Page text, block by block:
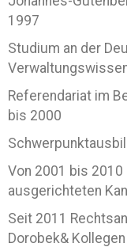
1997
Studium an der
Referendariat im
bis 2000
Von 2001 bis
ausgerichteten
Seit 2011
Dorobek&